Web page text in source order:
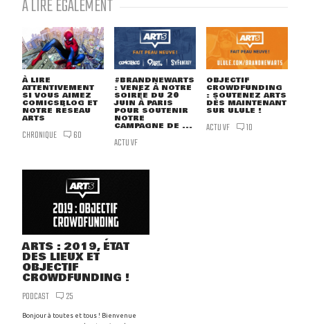
À LIRE ÉGALEMENT
À LIRE
ATTENTIVEMENT
SI VOUS AIMEZ
COMICSBLOG ET
NOTRE RÉSEAU
ARTS
CHRONIQUE 60
#BRANDNEWARTS
: VENEZ À NOTRE
SOIRÉE DU 20
JUIN À PARIS
POUR SOUTENIR
NOTRE
CAMPAGNE DE ...
ACTU VF
OBJECTIF
CROWDFUNDING
: SOUTENEZ ARTS
DÈS MAINTENANT
SUR ULULE !
ACTU VF 10
ARTS : 2019, ÉTAT
DES LIEUX ET
OBJECTIF
CROWDFUNDING !
PODCAST 25
Bonjour à toutes et tous ! Bienvenue